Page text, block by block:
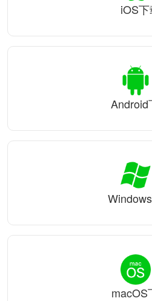
iOS
Android
macOS